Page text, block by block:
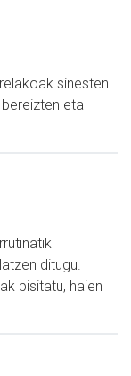
sinesten
eta
ditugu.
bisitatu, haien